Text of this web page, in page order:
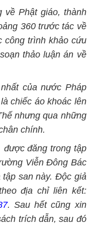
về Phật giáo, thành
360 trước tác về
công trình khảo cứu
thảo luận án về
của nước Pháp
chiếc áo khoác lên
nhưng qua những
chính.
đăng trong tập
Viễn Đông Bác
san này. Độc giả
địa chỉ liên kết:
. Sau hết cũng xin
trích dẫn, sau đó